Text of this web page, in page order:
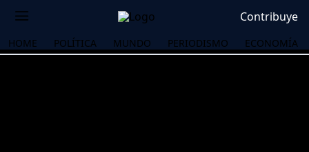
Contribuye
HOME POLÍTICA MUNDO PERIODISMO ECONOMÍA